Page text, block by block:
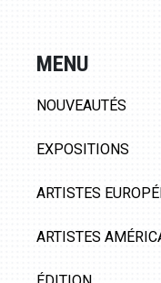
MENU
NOUVEAUTÉS
EXPOSITIONS
ARTISTES
ARTISTES